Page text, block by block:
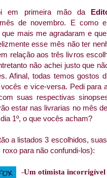
em primeira mão da
de novembro. E como
mais me agradaram e
esse mês não ter
relação aos três livros
não achei justo que
Afinal, todas temos gostos
e vice-versa. Pedi para
suas respectivas
estar nas livrarias no mês
1º, o que vocês acham?
a listados 3 escolhidos,
para não confundi-los):
-Um otimista incorrigível